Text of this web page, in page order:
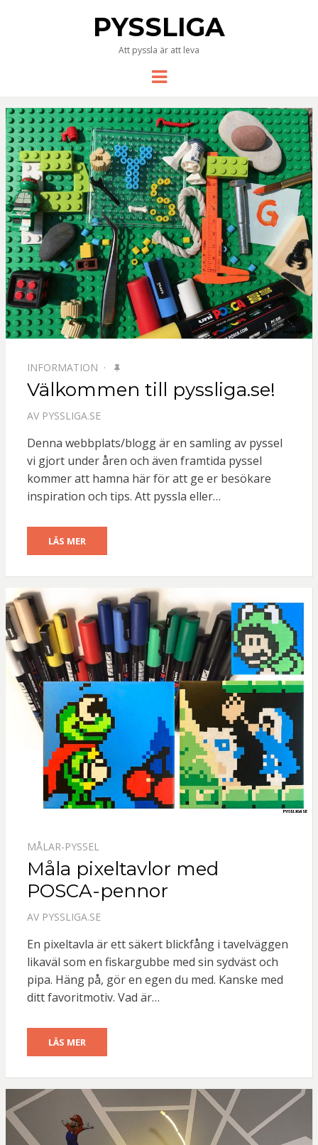
PYSSLIGA
Att pyssla är att leva
Meny
INFORMATION
Välkommen till pyssliga.se!
AV PYSSLIGA.SE
Denna webbplats/blogg är en samling av pyssel
vi gjort under åren och även framtida pyssel
kommer att hamna här för att ge er besökare
inspiration och tips. Att pyssla eller…
LÄS MER
MÅLAR-PYSSEL
Måla pixeltavlor med
POSCA-pennor
AV PYSSLIGA.SE
En pixeltavla är ett säkert blickfång i tavelväggen
likaväl som en fiskargubbe med sin sydväst och
pipa. Häng på, gör en egen du med. Kanske med
ditt favoritmotiv. Vad är…
LÄS MER